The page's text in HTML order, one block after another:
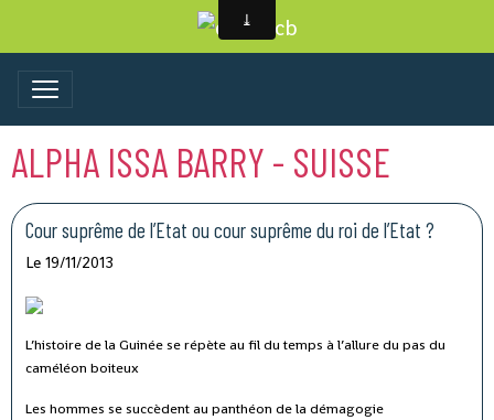
ALPHA ISSA BARRY - SUISSE
Cour suprême de l’Etat ou cour suprême du roi de l’Etat ?
Le 19/11/2013
L’histoire de la Guinée se répète au fil du temps à l’allure du pas du
caméléon boiteux
Les hommes se succèdent au panthéon de la démagogie